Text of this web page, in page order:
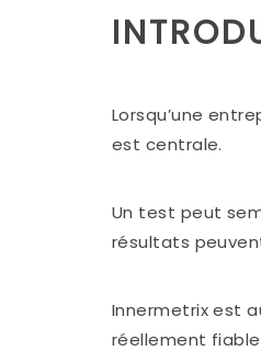
Lorsqu’une
est centrale.
Un test peut
résultats
Innermetrix est
réellement